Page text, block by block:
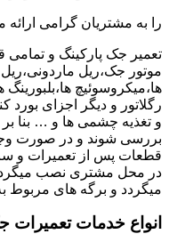
را به مشتریان گرامی ارائه
تعمیر جک پارکینگ و
موتور جک،ریل
رگلاتور و دیگر اجزای بورد
و تغذیه چشمی ها و … بنا
بررسی شوند و در صورت
قطعات پس از تعمیرات و
در محل مشتری نصب
میگردد و برگه های مربوط
انواع خدمات تعمیرات